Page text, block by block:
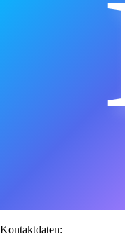
Kontaktdaten: